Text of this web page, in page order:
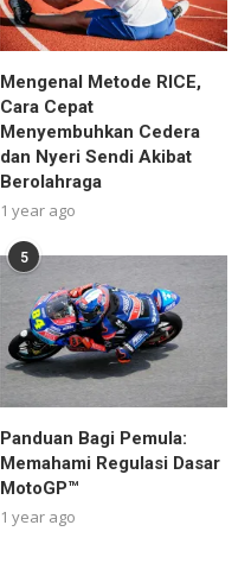
Mengenal Metode RICE,
Cara Cepat
Menyembuhkan Cedera
dan Nyeri Sendi Akibat
Berolahraga
1 year ago
5
Panduan Bagi Pemula:
Memahami Regulasi Dasar
MotoGP™
1 year ago